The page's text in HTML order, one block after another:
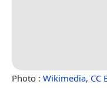
Photo : Wikimedia, CC